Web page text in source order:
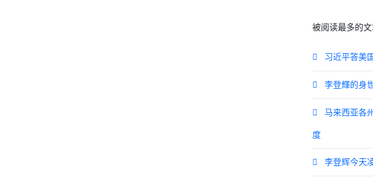
被阅读最多的
习近平答美
李登輝的身
马来西亚各
度
李登辉今天